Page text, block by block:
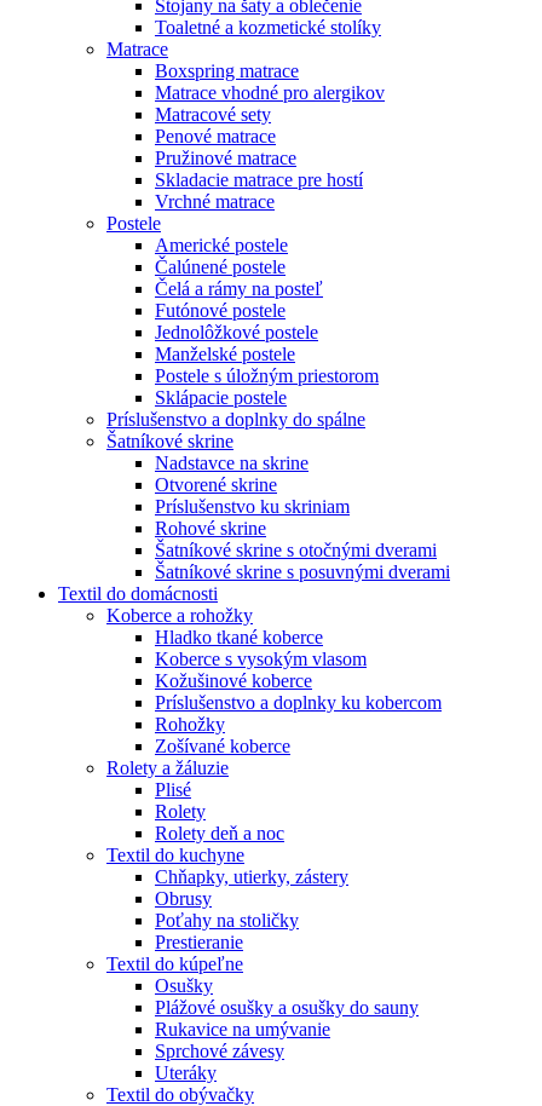
Stojany na šaty a oblečenie
Toaletné a kozmetické stolíky
Matrace
Boxspring matrace
Matrace vhodné pro alergikov
Matracové sety
Penové matrace
Pružinové matrace
Skladacie matrace pre hostí
Vrchné matrace
Postele
Americké postele
Čalúnené postele
Čelá a rámy na posteľ
Futónové postele
Jednolôžkové postele
Manželské postele
Postele s úložným priestorom
Sklápacie postele
Príslušenstvo a doplnky do spálne
Šatníkové skrine
Nadstavce na skrine
Otvorené skrine
Príslušenstvo ku skriniam
Rohové skrine
Šatníkové skrine s otočnými dverami
Šatníkové skrine s posuvnými dverami
Textil do domácnosti
Koberce a rohožky
Hladko tkané koberce
Koberce s vysokým vlasom
Kožušinové koberce
Príslušenstvo a doplnky ku kobercom
Rohožky
Zošívané koberce
Rolety a žáluzie
Plisé
Rolety
Rolety deň a noc
Textil do kuchyne
Chňapky, utierky, zástery
Obrusy
Poťahy na stoličky
Prestieranie
Textil do kúpeľne
Osušky
Plážové osušky a osušky do sauny
Rukavice na umývanie
Sprchové závesy
Uteráky
Textil do obývačky